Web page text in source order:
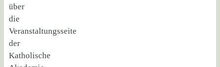
über
die
Veranstaltungsseite
der
Katholische